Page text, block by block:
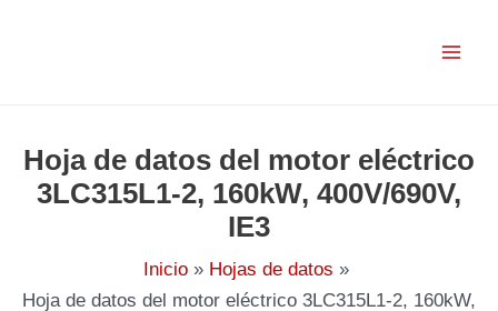
Hoja de datos del motor eléctrico
3LC315L1-2, 160kW, 400V/690V,
IE3
Inicio
Hojas de datos
Hoja de datos del motor eléctrico 3LC315L1-2, 160kW,